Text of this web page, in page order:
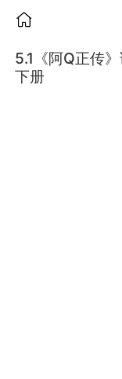
5.1《阿Q正传
下册